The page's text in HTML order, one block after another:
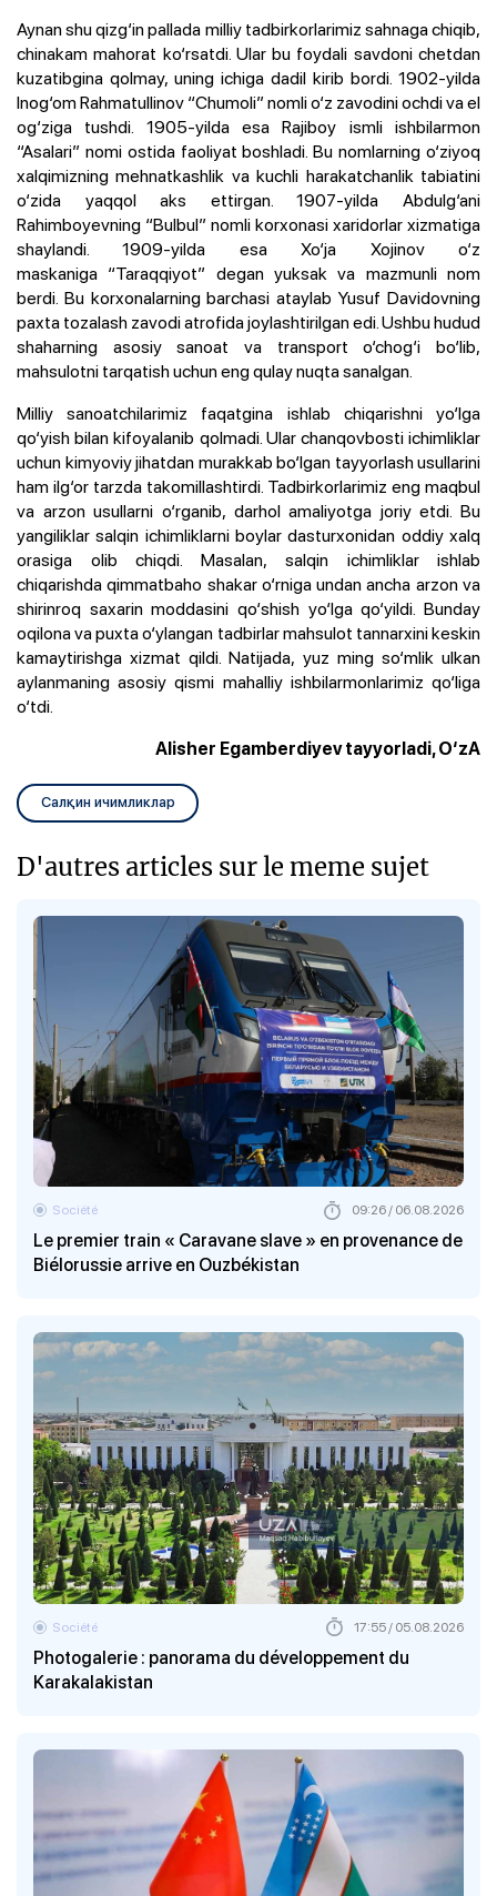
Aynan shu qizg‘in pallada milliy tadbirkorlarimiz sahnaga chiqib,
chinakam mahorat ko‘rsatdi. Ular bu foydali savdoni chetdan
kuzatibgina qolmay, uning ichiga dadil kirib bordi. 1902-yilda
Inog‘om Rahmatullinov “Chumoli” nomli o‘z zavodini ochdi va el
og‘ziga tushdi. 1905-yilda esa Rajiboy ismli ishbilarmon
“Asalari” nomi ostida faoliyat boshladi. Bu nomlarning o‘ziyoq
xalqimizning mehnatkashlik va kuchli harakatchanlik tabiatini
o‘zida yaqqol aks ettirgan. 1907-yilda Abdulg‘ani
Rahimboyevning “Bulbul” nomli korxonasi xaridorlar xizmatiga
shaylandi. 1909-yilda esa Xo‘ja Xojinov o‘z
maskaniga “Taraqqiyot” degan yuksak va mazmunli nom
berdi. Bu korxonalarning barchasi ataylab Yusuf Davidovning
paxta tozalash zavodi atrofida joylashtirilgan edi. Ushbu hudud
shaharning asosiy sanoat va transport o‘chog‘i bo‘lib,
mahsulotni tarqatish uchun eng qulay nuqta sanalgan.
Milliy sanoatchilarimiz faqatgina ishlab chiqarishni yo‘lga
qo‘yish bilan kifoyalanib qolmadi. Ular chanqovbosti ichimliklar
uchun kimyoviy jihatdan murakkab bo‘lgan tayyorlash usullarini
ham ilg‘or tarzda takomillashtirdi. Tadbirkorlarimiz eng maqbul
va arzon usullarni o‘rganib, darhol amaliyotga joriy etdi. Bu
yangiliklar salqin ichimliklarni boylar dasturxonidan oddiy xalq
orasiga olib chiqdi. Masalan, salqin ichimliklar ishlab
chiqarishda qimmatbaho shakar o‘rniga undan ancha arzon va
shirinroq saxarin moddasini qo‘shish yo‘lga qo‘yildi. Bunday
oqilona va puxta o‘ylangan tadbirlar mahsulot tannarxini keskin
kamaytirishga xizmat qildi. Natijada, yuz ming so‘mlik ulkan
aylanmaning asosiy qismi mahalliy ishbilarmonlarimiz qo‘liga
o‘tdi.
Alisher Egamberdiyev tayyorladi, O‘zA
Салқин ичимликлар
D'autres articles sur le meme sujet
Le premier train « Caravane slave » en provenance de
Biélorussie arrive en Ouzbékistan
Société 09:26 / 06.08.2026
Photogalerie : panorama du développement du
Karakalakistan
Société 17:55 / 05.08.2026